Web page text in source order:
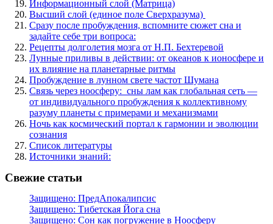
Информационный слой (Матрица)
Высший слой (единое поле Сверхразума)
Сразу после пробуждения, вспомните сюжет сна и
задайте себе три вопроса:
Рецепты долголетия мозга от Н.П. Бехтеревой
Лунные приливы в действии: от океанов к ионосфере и
их влияние на планетарные ритмы
Пробуждение в лунном свете частот Шумана
Связь через ноосферу: сны лам как глобальная сеть —
от индивидуального пробуждения к коллективному
разуму планеты с примерами и механизмами
Ночь как космический портал к гармонии и эволюции
сознания
Список литературы
Источники знаний:
Свежие статьи
Защищено: ПредАпокалипсис
Защищено: Тибетская Йога сна
Защищено: Сон как погружение в Ноосферу